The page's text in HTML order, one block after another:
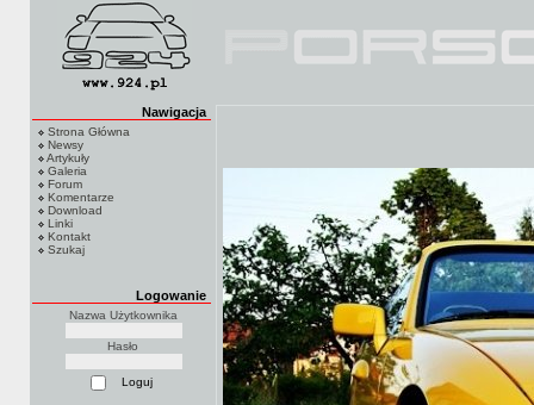
Nawigacja
Strona Główna
Newsy
Artykuły
Galeria
Forum
Komentarze
Download
Linki
Kontakt
Szukaj
Logowanie
Nazwa Użytkownika
Hasło